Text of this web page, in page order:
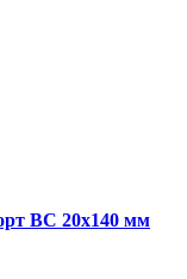
BC 20х140 мм